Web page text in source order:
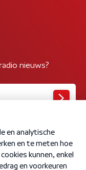
nieuws?